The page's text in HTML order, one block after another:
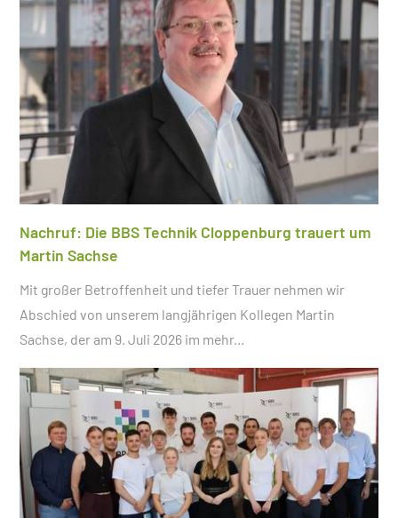
Nachruf: Die BBS Technik Cloppenburg trauert um
Martin Sachse
Mit großer Betroffenheit und tiefer Trauer nehmen wir
Abschied von unserem langjährigen Kollegen Martin
Sachse, der am 9. Juli 2026 im mehr...